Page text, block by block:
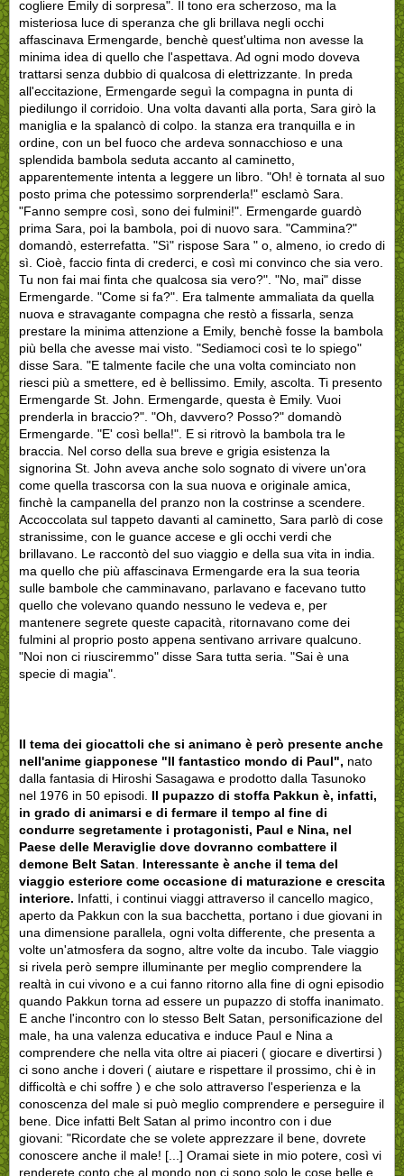
cogliere Emily di sorpresa". Il tono era scherzoso, ma la
misteriosa luce di speranza che gli brillava negli occhi
affascinava Ermengarde, benchè quest'ultima non avesse la
minima idea di quello che l'aspettava. Ad ogni modo doveva
trattarsi senza dubbio di qualcosa di elettrizzante. In preda
all'eccitazione, Ermengarde seguì la compagna in punta di
piedilungo il corridoio. Una volta davanti alla porta, Sara girò la
maniglia e la spalancò di colpo. la stanza era tranquilla e in
ordine, con un bel fuoco che ardeva sonnacchioso e una
splendida bambola seduta accanto al caminetto,
apparentemente intenta a leggere un libro. "Oh! è tornata al suo
posto prima che potessimo sorprenderla!" esclamò Sara.
"Fanno sempre così, sono dei fulmini!". Ermengarde guardò
prima Sara, poi la bambola, poi di nuovo sara. "Cammina?"
domandò, esterrefatta. "Sì" rispose Sara " o, almeno, io credo di
sì. Cioè, faccio finta di crederci, e così mi convinco che sia vero.
Tu non fai mai finta che qualcosa sia vero?". "No, mai" disse
Ermengarde. "Come si fa?". Era talmente ammaliata da quella
nuova e stravagante compagna che restò a fissarla, senza
prestare la minima attenzione a Emily, benchè fosse la bambola
più bella che avesse mai visto. "Sediamoci così te lo spiego"
disse Sara. "E talmente facile che una volta cominciato non
riesci più a smettere, ed è bellissimo. Emily, ascolta. Ti presento
Ermengarde St. John. Ermengarde, questa è Emily. Vuoi
prenderla in braccio?". "Oh, davvero? Posso?" domandò
Ermengarde. "E' così bella!". E si ritrovò la bambola tra le
braccia. Nel corso della sua breve e grigia esistenza la
signorina St. John aveva anche solo sognato di vivere un'ora
come quella trascorsa con la sua nuova e originale amica,
finchè la campanella del pranzo non la costrinse a scendere.
Accoccolata sul tappeto davanti al caminetto, Sara parlò di cose
stranissime, con le guance accese e gli occhi verdi che
brillavano. Le raccontò del suo viaggio e della sua vita in india.
ma quello che più affascinava Ermengarde era la sua teoria
sulle bambole che camminavano, parlavano e facevano tutto
quello che volevano quando nessuno le vedeva e, per
mantenere segrete queste capacità, ritornavano come dei
fulmini al proprio posto appena sentivano arrivare qualcuno.
"Noi non ci riusciremmo" disse Sara tutta seria. "Sai è una
specie di magia".
Il tema dei giocattoli che si animano è però presente anche
nell'anime giapponese "Il fantastico mondo di Paul", nato
dalla fantasia di Hiroshi Sasagawa e prodotto dalla Tasunoko
nel 1976 in 50 episodi. Il pupazzo di stoffa Pakkun è, infatti,
in grado di animarsi e di fermare il tempo al fine di
condurre segretamente i protagonisti, Paul e Nina, nel
Paese delle Meraviglie dove dovranno combattere il
demone Belt Satan
Interessante è anche il tema del
viaggio esteriore come occasione di maturazione e crescita
interiore. Infatti, i continui viaggi attraverso il cancello magico,
aperto da Pakkun con la sua bacchetta, portano i due giovani in
una dimensione parallela, ogni volta differente, che presenta a
volte un'atmosfera da sogno, altre volte da incubo. Tale viaggio
si rivela però sempre illuminante per meglio comprendere la
realtà in cui vivono e a cui fanno ritorno alla fine di ogni episodio
quando Pakkun torna ad essere un pupazzo di stoffa inanimato.
E anche l'incontro con lo stesso Belt Satan, personificazione del
male, ha una valenza educativa e induce Paul e Nina a
comprendere che nella vita oltre ai piaceri ( giocare e divertirsi )
ci sono anche i doveri ( aiutare e rispettare il prossimo, chi è in
difficoltà e chi soffre ) e che solo attraverso l'esperienza e la
conoscenza del male si può meglio comprendere e perseguire il
bene. Dice infatti Belt Satan al primo incontro con i due
giovani: "Ricordate che se volete apprezzare il bene, dovrete
conoscere anche il male! [...] Oramai siete in mio potere, così vi
renderete conto che al mondo non ci sono solo le cose belle e